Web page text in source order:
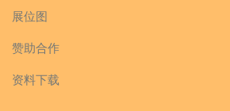
展位图
赞助合作
资料下载